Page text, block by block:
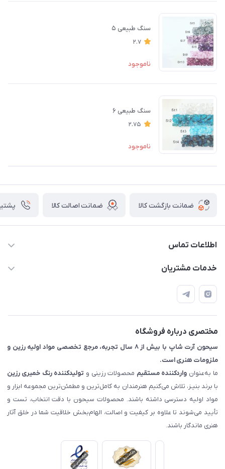
سنگ طبیعی ۵
2.7
ناموجود
سنگ طبیعی ۶
2.75
ناموجود
ضمانت بازگشت کالا ضمانت اصالت کالا
اطلاعات تماس
خدمات مشتریان
📝 قوانین و مقررات
📖 راهنما
مختصری درباره فروشگاه
سیحون آرت شاپ با بیش از ۸ سال تجربه، مرجع تخصصی مواد اولیه رزین و
ملزومات هنری است.
ما به‌عنوان واردکننده مستقیم محصولات رزینی و تولیدکننده رنگ خمیری رزین
با برند بنیـز، تلاش می‌کنیم هنرمندان به کامل‌ترین و مطمئن‌ترین مجموعه ابزار و
مواد اولیه دسترسی داشته باشند. محصولات سیحون با دقت انتخاب، تست و
تأیید می‌شوند تا علاوه بر کیفیت و اصالت، الهام‌بخش خلاقیت شما در خلق آثار
هنری ماندگار باشند.